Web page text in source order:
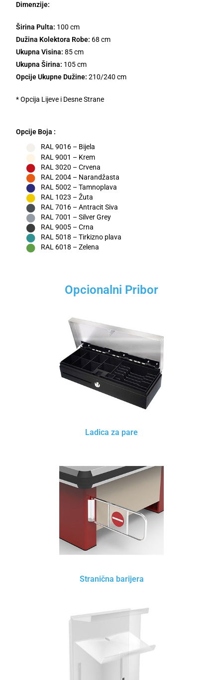
Dimenzije:
Širina Pulta: 100 cm
Dužina Kolektora Robe: 68 cm
Ukupna Visina: 85 cm
Ukupna Širina: 105 cm
Opcije Ukupne Dužine: 210/240 cm
* Opcija Lijeve i Desne Strane
Opcije Boja :
RAL 9016 – Bijela
RAL 9001 – Krem
RAL 3020 – Crvena
RAL 2004 – Narandžasta
RAL 5002 – Tamnoplava
RAL 1023 – Žuta
RAL 7016 – Antracit Siva
RAL 7001 – Silver Grey
RAL 9005 – Crna
RAL 5018 – Tirkizno plava
RAL 6018 – Zelena
Opcionalni Pribor
Ladica za pare
Stranična barijera